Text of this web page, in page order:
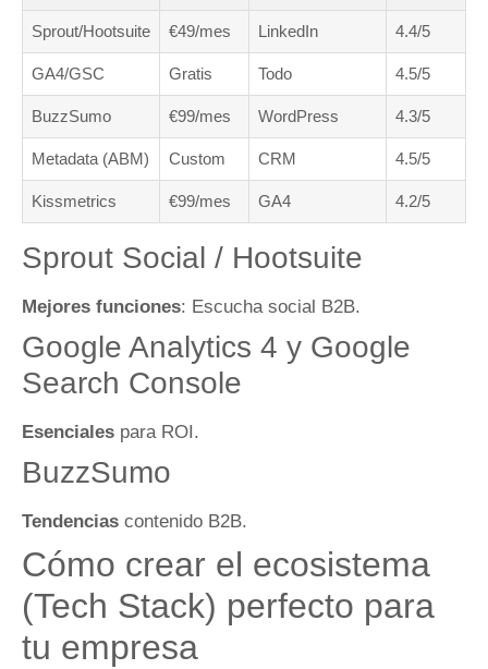
Sprout/Hootsuite €49/mes LinkedIn 4.4/5
GA4/GSC Gratis Todo 4.5/5
BuzzSumo €99/mes WordPress 4.3/5
Metadata (ABM) Custom CRM 4.5/5
Kissmetrics €99/mes GA4 4.2/5
Sprout Social / Hootsuite
Mejores funciones: Escucha social B2B.
Google Analytics 4 y Google
Search Console
Esenciales para ROI.
BuzzSumo
Tendencias contenido B2B.
Cómo crear el ecosistema
(Tech Stack) perfecto para
tu empresa